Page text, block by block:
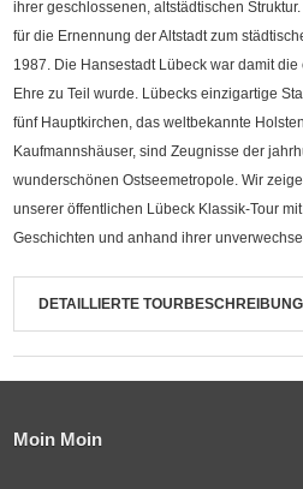
ihrer geschlossenen, altstädtischen
für die Ernennung der Altstadt zum
1987. Die Hansestadt Lübeck war damit
Ehre zu Teil wurde. Lübecks einzigartige
fünf Hauptkirchen, das weltbekannte
Kaufmannshäuser, sind Zeugnisse der
wunderschönen Ostseemetropole. Wir
unserer öffentlichen Lübeck Klassik-Tour
Geschichten und anhand ihrer
DETAILLIERTE TOURBESCHREIBUNG
Moin Moin